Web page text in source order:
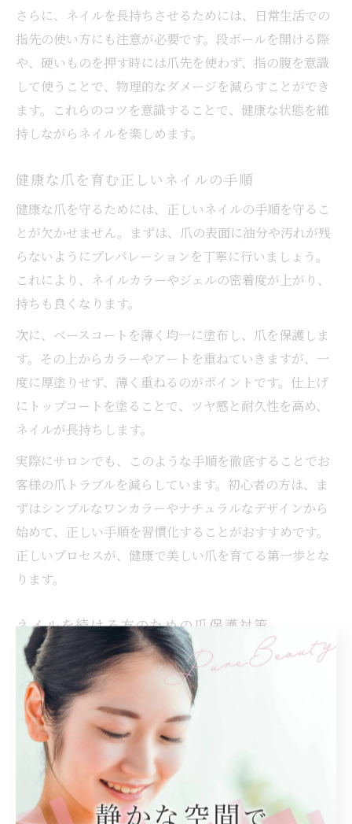
さらに、ネイルを長持ちさせるためには、日常生活での
指先の使い方にも注意が必要です。段ボールを開ける際
や、硬いものを押す時には爪先を使わず、指の腹を意識
して使うことで、物理的なダメージを減らすことができ
ます。これらのコツを意識することで、健康な状態を維
持しながらネイルを楽しめます。
健康な爪を育む正しいネイルの手順
健康な爪を守るためには、正しいネイルの手順を守るこ
とが欠かせません。まずは、爪の表面に油分や汚れが残
らないようにプレパレーションを丁寧に行いましょう。
これにより、ネイルカラーやジェルの密着度が上がり、
持ちも良くなります。
次に、ベースコートを薄く均一に塗布し、爪を保護しま
す。その上からカラーやアートを重ねていきますが、一
度に厚塗りせず、薄く重ねるのがポイントです。仕上げ
にトップコートを塗ることで、ツヤ感と耐久性を高め、
ネイルが長持ちします。
実際にサロンでも、このような手順を徹底することでお
客様の爪トラブルを減らしています。初心者の方は、ま
ずはシンプルなワンカラーやナチュラルなデザインから
始めて、正しい手順を習慣化することがおすすめです。
正しいプロセスが、健康で美しい爪を育てる第一歩とな
ります。
ネイルを続ける方のための爪保護対策
ネイルを長く楽しみたい方にとって、爪を守るための対
策はとても重要です。特にジェルネイルやアートネイル
を続ける場合、爪への負担が蓄積しやすくなります。そ
のため、定期的なネイルオフや休息期間を設けることが
推奨されます。
具体的には、2〜3週間ごとにネイルを付け替える際、1
週間ほど自爪で過ごす「ネイル休息期間」を設けると、